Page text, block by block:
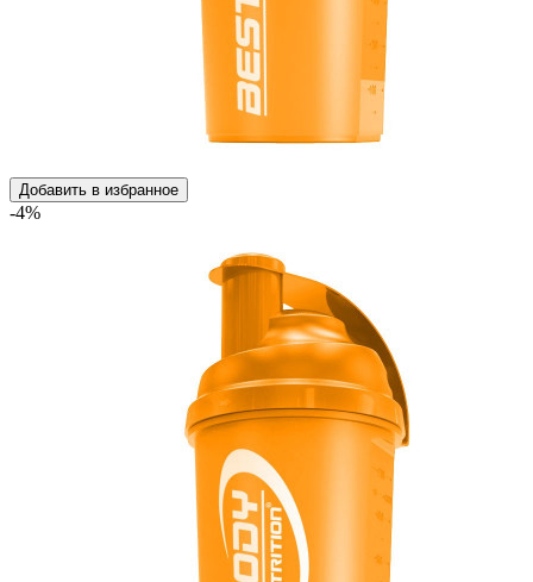
Добавить в избранное
-4%